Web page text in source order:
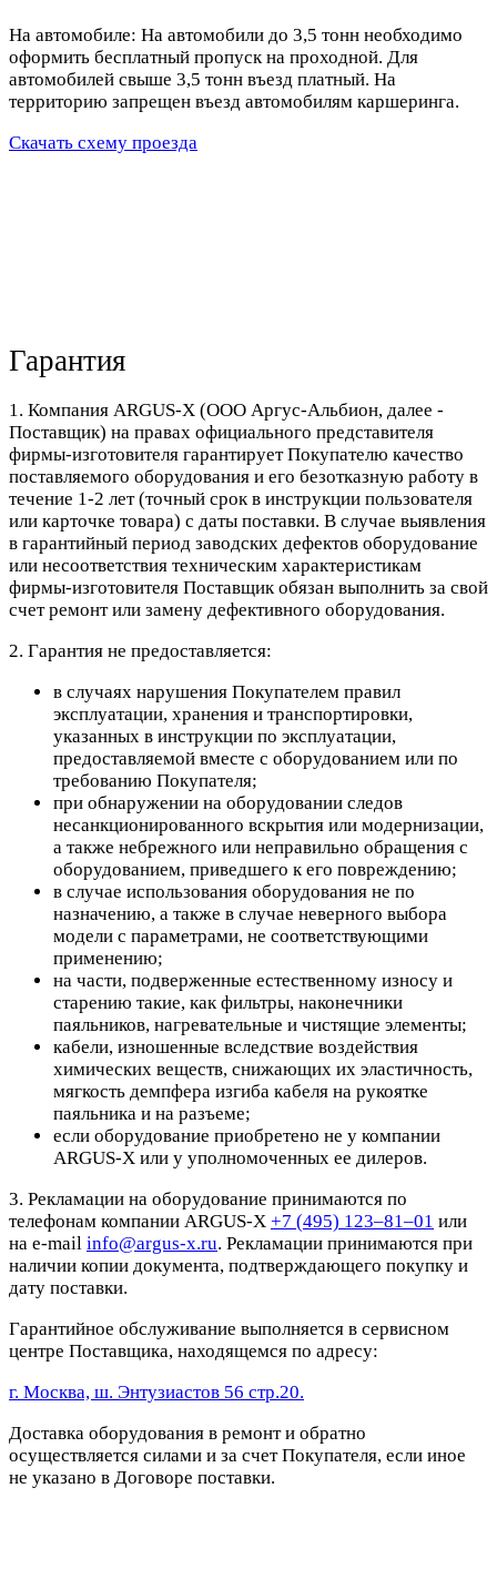
На автомобиле: На автомобили до 3,5 тонн необходимо
оформить бесплатный пропуск на проходной. Для
автомобилей свыше 3,5 тонн въезд платный. На
территорию запрещен въезд автомобилям каршеринга.
Скачать схему проезда
Гарантия
1. Компания ARGUS-X (ООО Аргус-Альбион, далее -
Поставщик) на правах официального представителя
фирмы-изготовителя гарантирует Покупателю качество
поставляемого оборудования и его безотказную работу в
течение 1-2 лет (точный срок в инструкции пользователя
или карточке товара) с даты поставки. В случае выявления
в гарантийный период заводских дефектов оборудование
или несоответствия техническим характеристикам
фирмы-изготовителя Поставщик обязан выполнить за свой
счет ремонт или замену дефективного оборудования.
2. Гарантия не предоставляется:
в случаях нарушения Покупателем правил
эксплуатации, хранения и транспортировки,
указанных в инструкции по эксплуатации,
предоставляемой вместе с оборудованием или по
требованию Покупателя;
при обнаружении на оборудовании следов
несанкционированного вскрытия или модернизации,
а также небрежного или неправильно обращения с
оборудованием, приведшего к его повреждению;
в случае использования оборудования не по
назначению, а также в случае неверного выбора
модели с параметрами, не соответствующими
применению;
на части, подверженные естественному износу и
старению такие, как фильтры, наконечники
паяльников, нагревательные и чистящие элементы;
кабели, изношенные вследствие воздействия
химических веществ, снижающих их эластичность,
мягкость демпфера изгиба кабеля на рукоятке
паяльника и на разъеме;
если оборудование приобретено не у компании
ARGUS-X или у уполномоченных ее дилеров.
3. Рекламации на оборудование принимаются по
телефонам компании ARGUS-X +7 (495) 123–81–01 или
на e-mail info@argus-x.ru. Рекламации принимаются при
наличии копии документа, подтверждающего покупку и
дату поставки.
Гарантийное обслуживание выполняется в сервисном
центре Поставщика, находящемся по адресу:
г. Москва, ш. Энтузиастов 56 стр.20.
Доставка оборудования в ремонт и обратно
осуществляется силами и за счет Покупателя, если иное
не указано в Договоре поставки.